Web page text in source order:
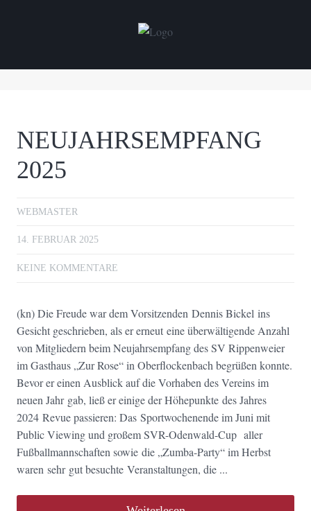
NEUJAHRSEMPFANG
2025
WEBMASTER
14. FEBRUAR 2025
KEINE KOMMENTARE
(kn) Die Freude war dem Vorsitzenden Dennis Bickel ins
Gesicht geschrieben, als er erneut eine überwältigende Anzahl
von Mitgliedern beim Neujahrsempfang des SV Rippenweier
im Gasthaus „Zur Rose“ in Oberflockenbach begrüßen konnte.
Bevor er einen Ausblick auf die Vorhaben des Vereins im
neuen Jahr gab, ließ er einige der Höhepunkte des Jahres
2024 Revue passieren: Das Sportwochenende im Juni mit
Public Viewing und großem SVR-Odenwald-Cup aller
Fußballmannschaften sowie die „Zumba-Party“ im Herbst
waren sehr gut besuchte Veranstaltungen, die ...